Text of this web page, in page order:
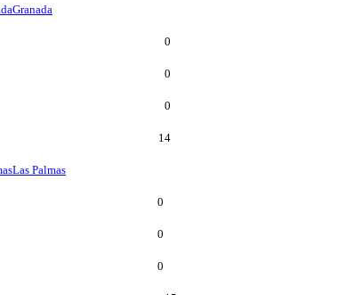
Granada
0
0
0
14
Las Palmas
0
0
0